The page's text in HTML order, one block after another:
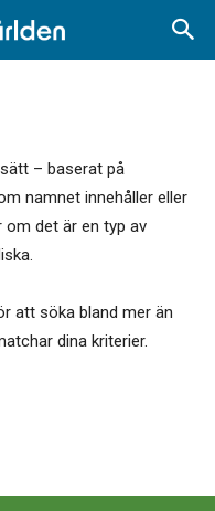
– baserat på
namnet innehåller eller
om det är en typ av
att söka bland mer än
dina kriterier.